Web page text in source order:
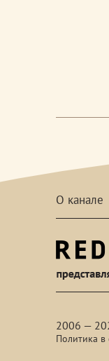
О канале
2006 —
Политика